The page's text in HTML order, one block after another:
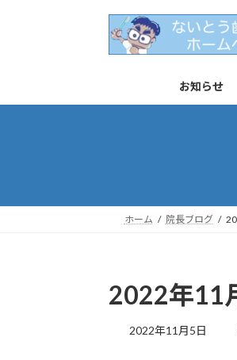
へ
ョ
お知らせ
ホーム 院長ブログ
2022年11
2022年11月5日